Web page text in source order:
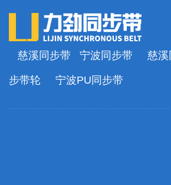
慈溪同步带 宁波同步带 慈溪
步带轮 宁波PU同步带